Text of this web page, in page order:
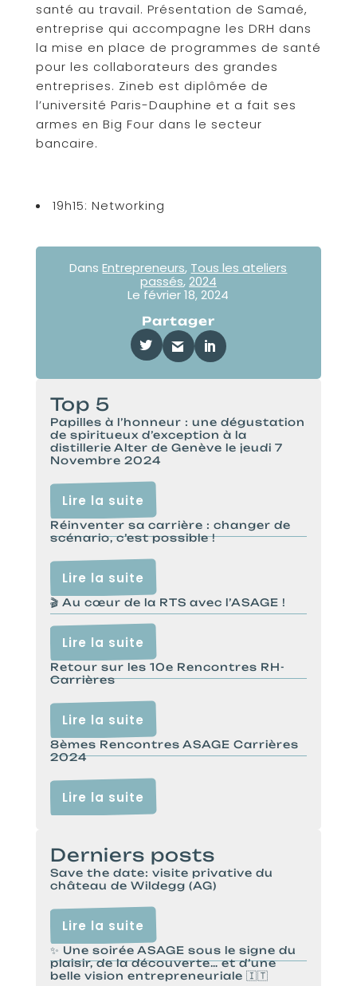
santé au travail. Présentation de Samaé,
entreprise qui accompagne les DRH dans
la mise en place de programmes de santé
pour les collaborateurs des grandes
entreprises. Zineb est diplômée de
l’université Paris-Dauphine et a fait ses
armes en Big Four dans le secteur
bancaire.
19h15: Networking
DansEntrepreneurs, Tous les ateliers
passés,2024
Le février 18, 2024
Partager
Top 5
Papilles à l’honneur : une dégustation
de spiritueux d’exception à la
distillerie Alter de Genève le jeudi 7
Novembre 2024
Lire la suite
Réinventer sa carrière : changer de
scénario, c’est possible !
Lire la suite
🎬 Au cœur de la RTS avec l’ASAGE !
Lire la suite
Retour sur les 10e Rencontres RH-
Carrières
Lire la suite
8èmes Rencontres ASAGE Carrières
2024
Lire la suite
Derniers posts
Save the date: visite privative du
château de Wildegg (AG)
Lire la suite
✨ Une soirée ASAGE sous le signe du
plaisir, de la découverte… et d’une
belle vision entrepreneuriale 🇮🇹